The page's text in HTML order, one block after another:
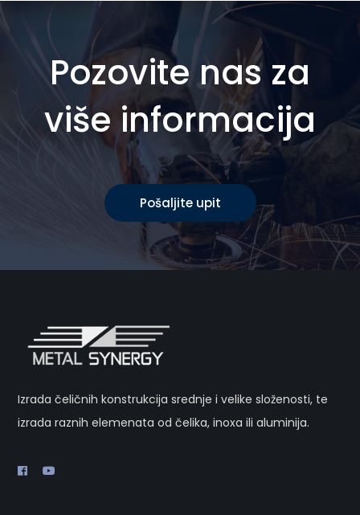
Pozovite nas za
više informacija
Pošaljite upit
Izrada čeličnih konstrukcija srednje i velike složenosti, te
izrada raznih elemenata od čelika, inoxa ili aluminija.